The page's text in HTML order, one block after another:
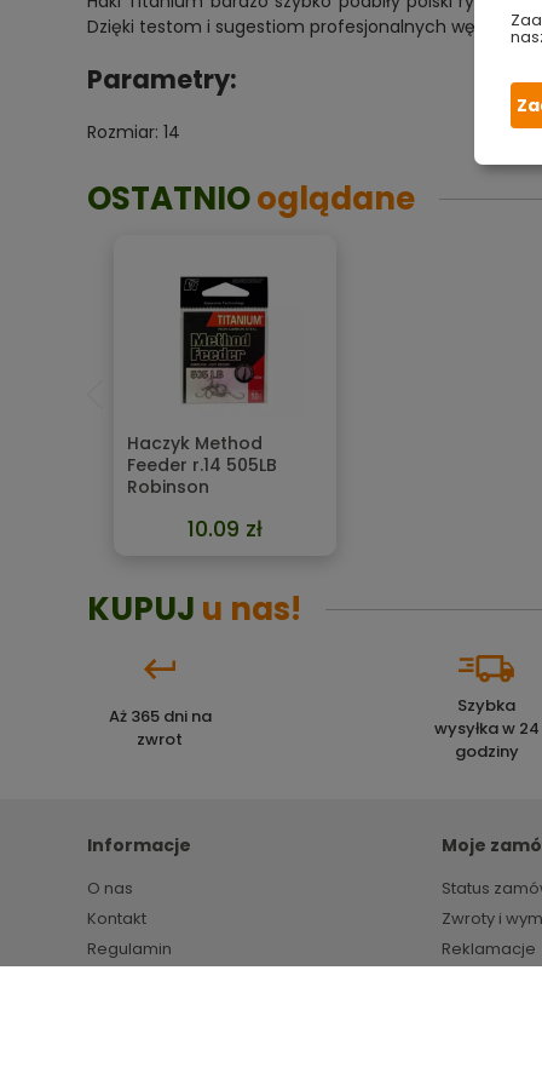
Dzięki testom i sugestiom profesjonalnych wędkarzy
Parametry:
Rozmiar: 14
OSTATNIOoglądane
Haczyk Method
Feeder r.14 505LB
Robinson
10.09 zł
KUPUJ u nas!
Aż 365 dni na
zwrot
Szybka
wysyłka w 24
godziny
Informacje
O nas
Kontakt
Regulamin
Moje
Status
Zwroty i
Reklamacje